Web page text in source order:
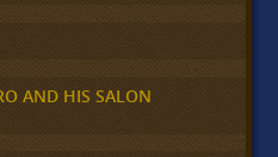
AND HIS SALON